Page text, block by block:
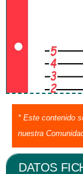
* Este contenido
nuestra
DATOS